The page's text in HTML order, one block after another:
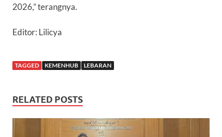
2026,” terangnya.
Editor: Lilicya
TAGGED KEMENHUB LEBARAN
RELATED POSTS